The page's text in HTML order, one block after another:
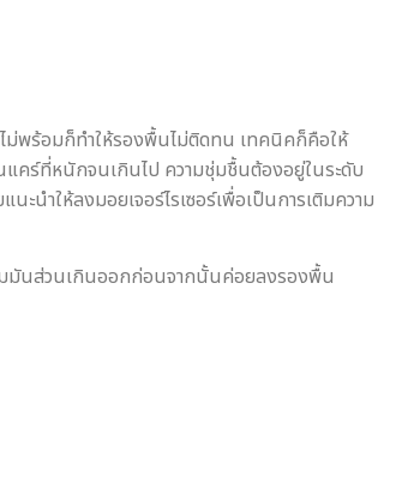
ม่พร้อมก็ทำให้รองพื้นไม่ติดทน เทคนิคก็คือให้
แคร์ที่หนักจนเกินไป ความชุ่มชื้นต้องอยู่ในระดับ
นำให้ลงมอยเจอร์ไรเซอร์เพื่อเป็นการเติมความ
มมันส่วนเกินออกก่อนจากนั้นค่อยลงรองพื้น